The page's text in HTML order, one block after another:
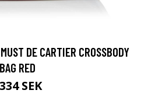
DE CARTIER CROSSBODY
BAG RED
SEK